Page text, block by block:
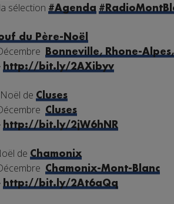
sélection #Agenda #
du Père-Noël
Bonneville, Rhone-
http://bit.ly/2AXibyv
de Cluses
Cluses
http://bit.ly/2jW6hNR
de Chamonix
Chamonix-Mont-Blanc
http://bit.ly/2At6aQq